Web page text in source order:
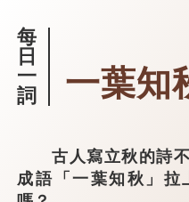
每
日
一
詞
一葉知
古人寫立秋的詩不
成語「一葉知秋」拉